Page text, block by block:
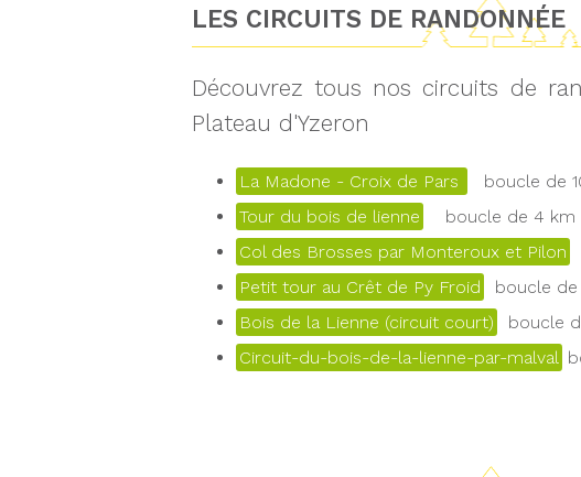
LES CIRCUITS DE RANDONNÉE
Découvrez tous nos circuits de
Plateau d'Yzeron
La Madone - Croix de Pars
boucle de
Tour du bois de lienne
boucle de 4 km
Col des Brosses par Monteroux et Pilon
Petit tour au Crêt de Py Froid
boucle
Bois de la Lienne (circuit court)
boucle
Circuit-du-bois-de-la-lienne-par-malval